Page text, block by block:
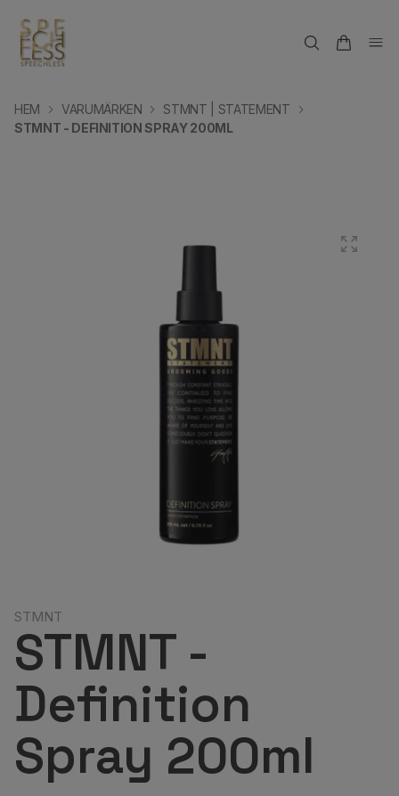
HEM VARUMÄRKEN
STMNT | STATEMENT
STMNT - DEFINITION SPRAY 200ML
STMNT
STMNT -
Definition
Spray 200ml